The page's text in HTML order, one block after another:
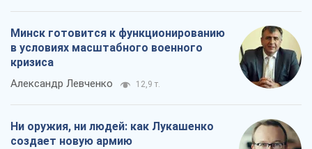
Минск готовится к функционированию
в условиях масштабного военного
кризиса
Александр Левченко 12,9 т.
Ни оружия, ни людей: как Лукашенко
создает новую армию